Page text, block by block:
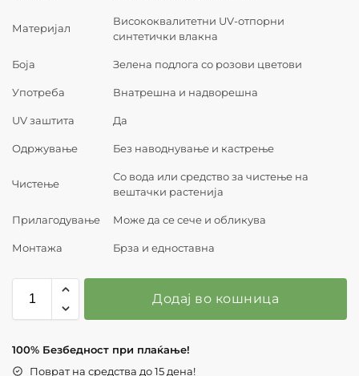
Материјал
Висококвалитетни UV-отпорни
синтетички влакна
Боја Зелена подлога со розови цветови
Употреба Внатрешна и надворешна
UV заштита Да
Одржување Без наводнување и кастрење
Чистење
Со вода или средство за чистење на
вештачки растенија
Прилагодување Може да се сече и обликува
Монтажа Брза и едноставна
Додај во кошница
100% Безбедност при плаќање!
Поврат на средства до 15 дена!